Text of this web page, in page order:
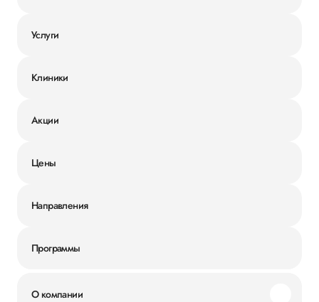
Услуги
Клиники
Акции
Цены
Направления
Программы
О компании